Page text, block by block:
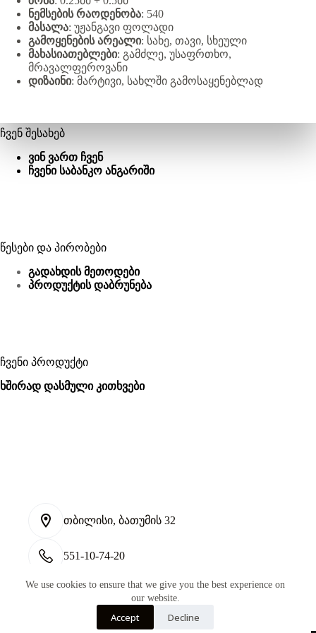
We use cookies to ensure that we give you the best experience on
our website.
Accept Decline
ნემსების რაოდენობა: 540
მასალა: უჟანგავი ფოლადი
გამოყენების არეალი: სახე, თავი, სხეული
მახასიათებლები: გამძლე, უსაფრთხო,
მრავალფეროვანი
დიზაინი: მარტივი, სახლში გამოსაყენებლად
ჩვენ შესახებ
ვინ ვართ ჩვენ
ჩვენი საბანკო ანგარიში
წესები და პირობები
გადახდის მეთოდები
პროდუქტის დაბრუნება
ჩვენი პროდუქტი
ხშირად დასმული კითხვები
თბილისი, ბათუმის 32
551-10-74-20
tmiszrda@gmail.com